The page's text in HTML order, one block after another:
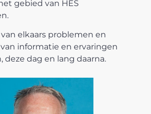
gebied van HES
elkaars problemen en
informatie en ervaringen
deze dag en lang daarna.